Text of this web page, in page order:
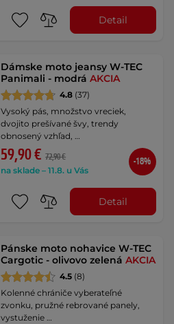
Detail
Dámske moto jeansy W-TEC
Panimali - modráAKCIA
4.8 (37)
Vysoký pás, množstvo vreciek,
dvojito prešívané švy, trendy
obnosený vzhľad, …
59,90 € 72,90 €
na sklade – 11.8. u Vás
-18%
Detail
Pánske moto nohavice W-TEC
Cargotic - olivovo zelenáAKCIA
4.5 (8)
Kolenné chrániče vyberateľné
zvonku, pružné rebrované panely,
vystuženie …